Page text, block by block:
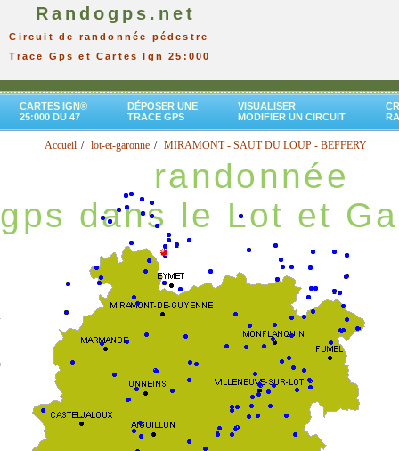
Randogps.net
Circuit de randonnée pédestre
Trace Gps et Cartes Ign 25:000
CARTES IGN®
25:000 DU 47
DÉPOSER UNE
TRACE GPS
VISUALISER
MODIFIER UN CIRCUIT
Accueil lot-et-garonne MIRAMONT - SAUT DU LOUP - BEFFERY
randonnée
gps dans le Lot et